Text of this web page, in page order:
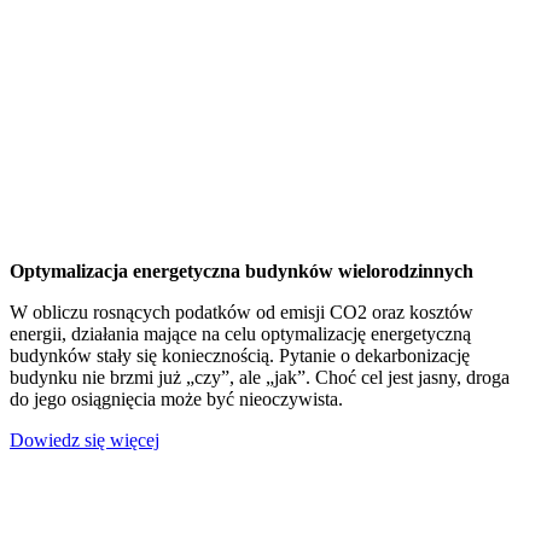
Optymalizacja energetyczna budynków wielorodzinnych
W obliczu rosnących podatków od emisji CO2 oraz kosztów
energii, działania mające na celu optymalizację energetyczną
budynków stały się koniecznością. Pytanie o dekarbonizację
budynku nie brzmi już „czy”, ale „jak”. Choć cel jest jasny, droga
do jego osiągnięcia może być nieoczywista.
Dowiedz się więcej